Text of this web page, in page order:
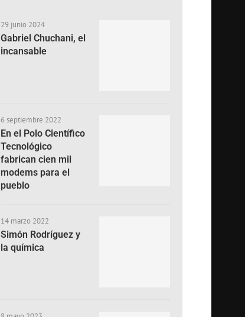
29 junio 2024
Gabriel Chuchani, el
incansable
6 septiembre 2022
En el Polo Científico
Tecnológico
fabrican cien mil
modems para el
pueblo
14 marzo 2022
Simón Rodríguez y
la química